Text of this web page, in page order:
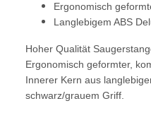
Ergonomisch
Langlebigem ABS
Hoher Qualität
Ergonomisch geformter,
Innerer Kern aus
schwarz/grauem Griff.